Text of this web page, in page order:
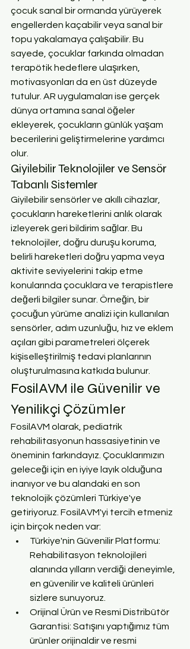
çocuk sanal bir ormanda yürüyerek
engellerden kaçabilir veya sanal bir
topu yakalamaya çalışabilir. Bu
sayede, çocuklar farkında olmadan
terapötik hedeflere ulaşırken,
motivasyonları da en üst düzeyde
tutulur. AR uygulamaları ise gerçek
dünya ortamına sanal öğeler
ekleyerek, çocukların günlük yaşam
becerilerini geliştirmelerine yardımcı
olur.
Giyilebilir Teknolojiler ve Sensör
Tabanlı Sistemler
Giyilebilir sensörler ve akıllı cihazlar,
çocukların hareketlerini anlık olarak
izleyerek geri bildirim sağlar. Bu
teknolojiler, doğru duruşu koruma,
belirli hareketleri doğru yapma veya
aktivite seviyelerini takip etme
konularında çocuklara ve terapistlere
değerli bilgiler sunar. Örneğin, bir
çocuğun yürüme analizi için kullanılan
sensörler, adım uzunluğu, hız ve eklem
açıları gibi parametreleri ölçerek
kişiselleştirilmiş tedavi planlarının
oluşturulmasına katkıda bulunur.
FosilAVM ile Güvenilir ve
Yenilikçi Çözümler
FosilAVM olarak, pediatrik
rehabilitasyonun hassasiyetinin ve
öneminin farkındayız. Çocuklarımızın
geleceği için en iyiye layık olduğuna
inanıyor ve bu alandaki en son
teknolojik çözümleri Türkiye'ye
getiriyoruz. FosilAVM'yi tercih etmeniz
için birçok neden var:
Türkiye'nin Güvenilir Platformu:
Rehabilitasyon teknolojileri
alanında yılların verdiği deneyimle,
en güvenilir ve kaliteli ürünleri
sizlere sunuyoruz.
Orijinal Ürün ve Resmi Distribütör
Garantisi: Satışını yaptığımız tüm
ürünler orijinaldir ve resmi